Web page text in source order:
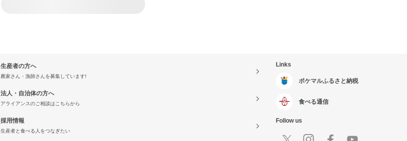
生産者の方へ
農家さん・漁師さんを募集しています!
法人・自治体の方へ
アライアンスのご相談はこちらから
採用情報
生産者と食べる人をつなぎたい
Links
ポケマルふるさと納税
食べる通信
Follow us